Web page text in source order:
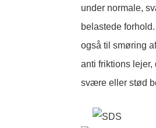
under normale,
belastede
også til smøring
anti friktions lejer,
svære eller stød